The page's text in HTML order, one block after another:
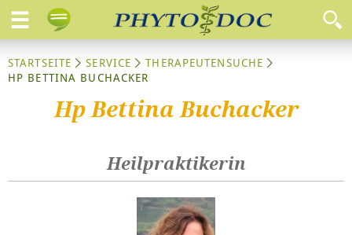
STARTSEITE SERVICE
THERAPEUTENSUCHE
HP BETTINA BUCHACKER
Hp Bettina Buchacker
Heilpraktikerin